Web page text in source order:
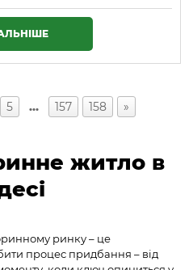
6 149 000 ₴
5 … 157 158 »
житло в
ринку – це
процес придбання – від